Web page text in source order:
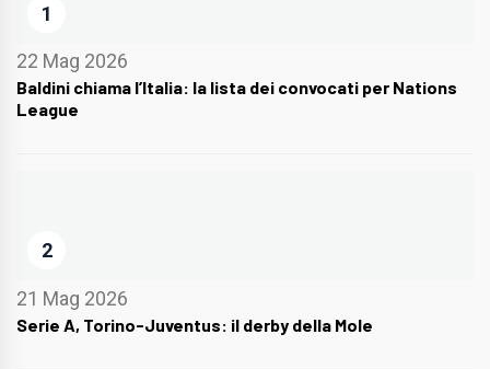
1
22 Mag 2026
Baldini chiama l’Italia: la lista dei convocati per Nations
League
2
21 Mag 2026
Serie A, Torino-Juventus: il derby della Mole